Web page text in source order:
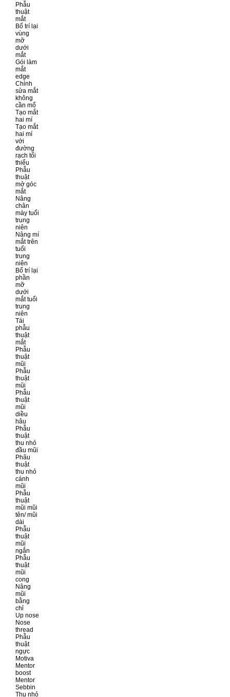
Phẫu
thuật
mắt
Bố trí lại
vùng
mỡ
dưới
mắt
Gói làm
mắt
edge
Chỉnh
sửa mắt
không
cần mổ
Tạo mắt
hai mí
Tạo mắt
hai mí
với
đường
rạch tối
thiểu
Phẫu
thuật
mở góc
mắt
Nâng
chân
mày tuổi
trung
niên
Nâng mí
mắt trên
tuổi
trung
niên
Bố trí lại
phần
mỡ
dưới
mắt tuổi
trung
niên
Tái
phẫu
thuật
mắt
Phẫu
thuật
mũi
Phẫu
thuật
mũi
Phẫu
thuật
mũi
diều
hâu
Phẫu
thuật
thu nhỏ
đầu mũi
Phãu
thuật
thu nhỏ
cánh
mũi
Phẫu
thuật
mũi mũi
tên/ mũi
dài
Phẫu
thuật
mũi
ngắn
Phẫu
thuật
mũi
cong
Nâng
mũi
bằng
chỉ
Up nose
Nose
thread
Phẫu
thuật
ngực
Motiva
Mentor
boost
Mentor
Sebbin
Thu nhỏ